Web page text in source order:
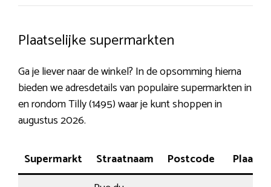
Plaatselijke supermarkten
Ga je liever naar de winkel? In de opsomming hierna
bieden we adresdetails van populaire supermarkten in
en rondom Tilly (1495) waar je kunt shoppen in
augustus 2026.
Supermarkt Straatnaam Postcode Plaats